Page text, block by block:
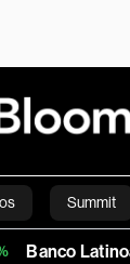
Summit
Economía